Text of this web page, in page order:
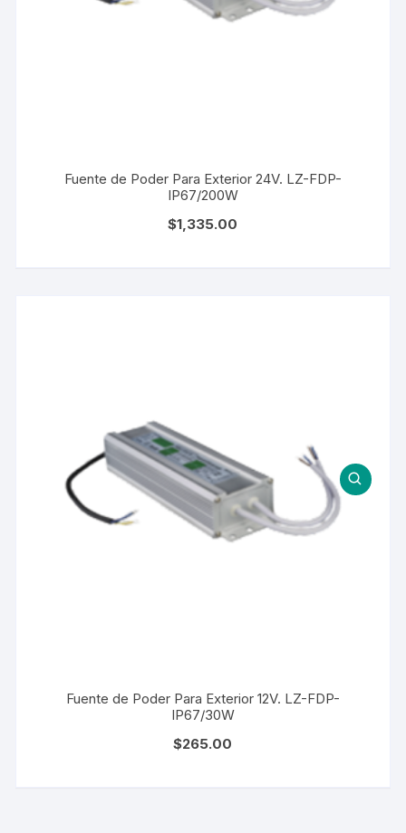
Fuente de Poder Para Exterior 24V. LZ-FDP-
IP67/200W
$1,335.00
Fuente de Poder Para Exterior 12V. LZ-FDP-
IP67/30W
$265.00